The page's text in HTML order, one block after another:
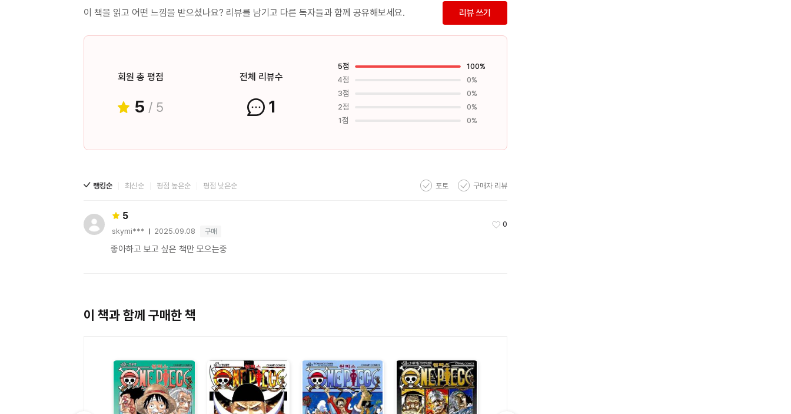
매료시킨 작가 오다 에이치로. 그가 8명의 캐릭터 속에서 그려낸 넓은 바다같은 자유분방함과 큰 웃음소리가
나오게끔 만드는 재치, 그들 속에 숨쉬는 끈끈한 동료애와 허를 찌를 정도로 깊이있는 대사들. ‘재미있지만
가볍지않은 판타지’의 타이틀이 세월을 무색하게 만드는 주된 원동력 될 것이다.
이 책을 읽고 어떤 느낌을 받으셨나요? 리뷰를 남기고 다른 독자들과 함께 공유해보세요. 리뷰 쓰기
회원 총 평점
5 / 5
전체 리뷰수
1
5점
100%
4점
0%
3점
0%
2점
0%
1점
0%
랭킹순 최신순 평점 높은순 평점 낮은순 포토 구매자 리뷰
5
skymi*** 2025.09.08 구매
좋아하고 보고 싶은 책만 모으는중
0
이 책과 함께 구매한 책